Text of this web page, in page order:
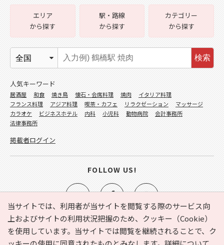
当サイトでは、利用者が当サイトを閲覧する際のサービス向
上およびサイトの利用状況把握のため、クッキー（Cookie）
を使用しています。当サイトでは閲覧を継続されることで、ク
e-NAVITA（イーナビタ）とは？ お気に入り
ヘルプ
エリア
から探す
駅・路線
から探す
カテゴリー
から探す
検索
人気キーワード
居酒屋 和食 焼き鳥 懐石・会席料理 焼肉
イタリア料理
フランス料理
アジア料理 喫茶・カフェ リラクゼーション
マッサージ
カラオケ
ビジネスホテル 内科 小児科 動物病院
会計事務所
法律事務所
掲載者ログイン
FOLLOW US!